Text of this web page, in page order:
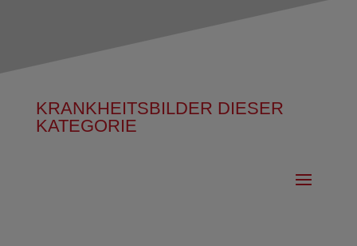
KRANKHEITSBILDER DIESER
KATEGORIE